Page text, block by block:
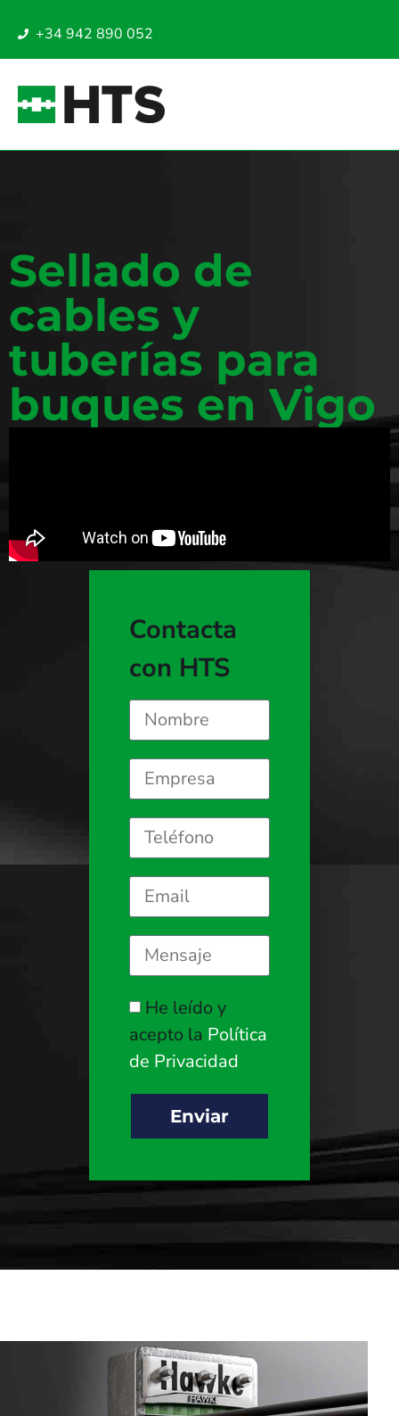
+34 942 890 052
Sellado de
cables y
tuberías para
buques en Vigo
Contacta
con HTS
He leído y
acepto la Política
de Privacidad
Enviar